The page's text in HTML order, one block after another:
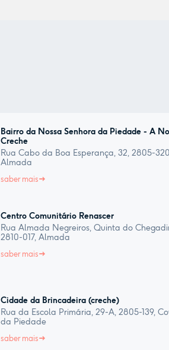
Bairro da Nossa Senhora da Piedade - A
Creche
Rua Cabo da Boa Esperança, 32, 2805-
Almada
saber mais
Centro Comunitário Renascer
Rua Almada Negreiros, Quinta do
2810-017, Almada
saber mais
Cidade da Brincadeira (creche)
Rua da Escola Primária, 29-A, 2805-139,
da Piedade
saber mais